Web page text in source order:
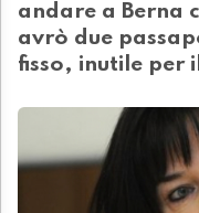
andare a Berna
avrò due
fisso, inutile per